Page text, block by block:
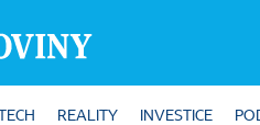
TECH REALITY INVESTICE